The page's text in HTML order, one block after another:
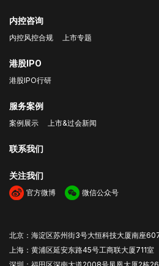
内控咨询
内控风控合规 上市专题
港股IPO
港股IPO行研
服务案例
案例展示 上市&过会新闻
联系我们
关注我们
官方微博 微信公众号
北京：海淀区苏州街3号大恒科技大厦南座
上海：黄浦区延安东路45号工商联大厦711